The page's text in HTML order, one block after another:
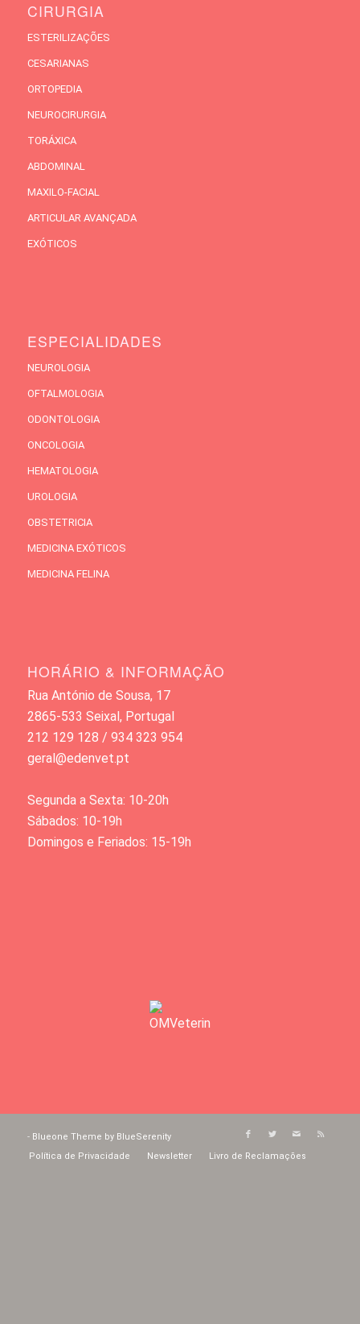
CIRURGIA
ESTERILIZAÇÕES
CESARIANAS
ORTOPEDIA
NEUROCIRURGIA
TORÁXICA
ABDOMINAL
MAXILO-FACIAL
ARTICULAR AVANÇADA
EXÓTICOS
ESPECIALIDADES
NEUROLOGIA
OFTALMOLOGIA
ODONTOLOGIA
ONCOLOGIA
HEMATOLOGIA
UROLOGIA
OBSTETRICIA
MEDICINA EXÓTICOS
MEDICINA FELINA
HORÁRIO & INFORMAÇÃO
Rua António de Sousa, 17
2865-533 Seixal, Portugal
212 129 128 / 934 323 954
geral@edenvet.pt
Segunda a Sexta: 10-20h
Sábados: 10-19h
Domingos e Feriados: 15-19h
- Blueone Theme by BlueSerenity
Política de Privacidade
Newsletter Livro de Reclamações